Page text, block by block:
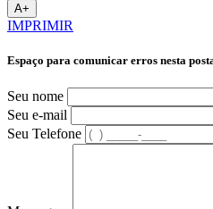
A+
IMPRIMIR
Espaço para comunicar erros nesta
Seu nome
Seu e-mail
Seu Telefone